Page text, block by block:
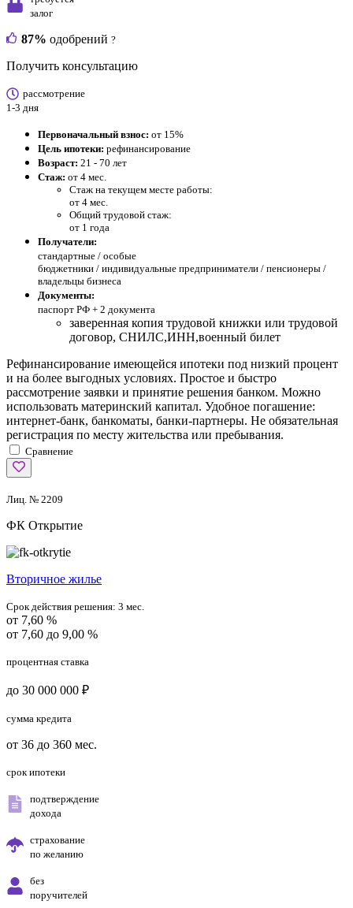
залог
87% одобрений ?
Получить консультацию
рассмотрение
1-3 дня
Первоначальный взнос: от 15%
Цель ипотеки: рефинансирование
Возраст: 21 - 70 лет
Стаж: от 4 мес.
Стаж на текущем месте работы:
от 4 мес.
Общий трудовой стаж:
от 1 года
Получатели:
стандартные / особые
бюджетники / индивидуальные предприниматели / пенсионеры /
владельцы бизнеса
Документы:
паспорт РФ + 2 документа
заверенная копия трудовой книжки или трудовой
договор, СНИЛС,ИНН,военный билет
Рефинансирование имеющейся ипотеки под низкий процент
и на более выгодных условиях. Простое и быстро
рассмотрение заявки и принятие решения банком. Можно
использовать материнский капитал. Удобное погашение:
интернет-банк, банкоматы, банки-партнеры. Не обязательная
регистрация по месту жительства или пребывания.
Сравнение
Лиц. № 2209
ФК Открытие
Вторичное жилье
Срок действия решения: 3 мес.
от 7,60 %
от 7,60 до 9,00 %
процентная ставка
до 30 000 000 ₽
сумма кредита
от 36 до 360 мес.
срок ипотеки
подтверждение
дохода
страхование
по желанию
без
поручителей